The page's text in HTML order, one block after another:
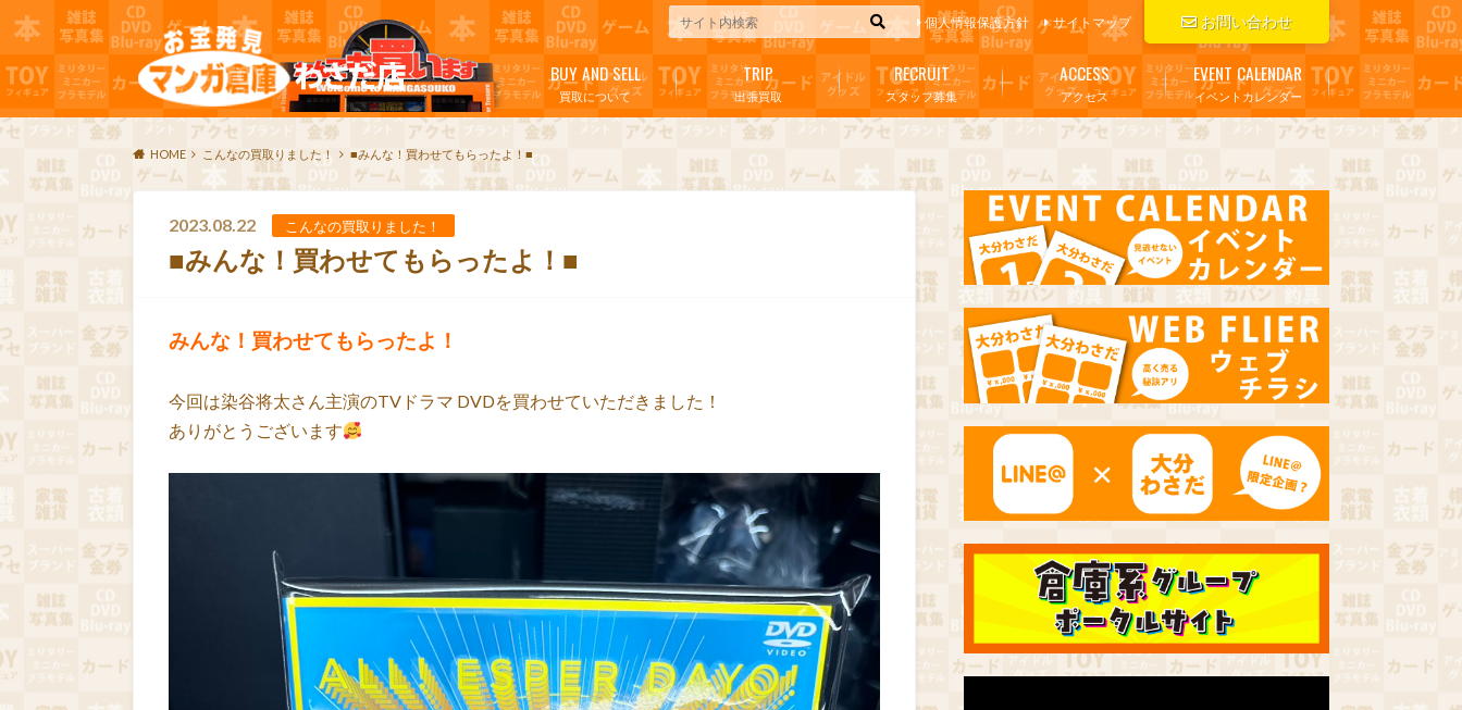
お問い合わせ
個人情報保護方針 サイトマップ
買取について
BUY AND SELL
出張買取
TRIP
スタッフ募集
RECRUIT
アクセス
ACCESS
イベントカレンダー
EVENT CALENDAR
HOME こんなの買取りました！ ■みんな！買わせてもらったよ！■
2023.08.22 こんなの買取りました！
■みんな！買わせてもらったよ！■
みんな！買わせてもらったよ！
今回は染谷将太さん主演のTVドラマ DVDを買わせていただきました！
ありがとうございます